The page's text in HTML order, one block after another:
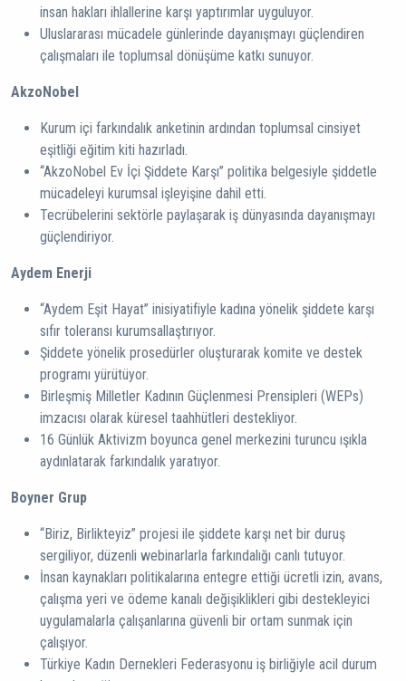
insan hakları ihlallerine karşı yaptırımlar uyguluyor.
Uluslararası mücadele günlerinde dayanışmayı güçlendiren
çalışmaları ile toplumsal dönüşüme katkı sunuyor.
AkzoNobel
Kurum içi farkındalık anketinin ardından toplumsal cinsiyet
eşitliği eğitim kiti hazırladı.
“AkzoNobel Ev İçi Şiddete Karşı” politika belgesiyle şiddetle
mücadeleyi kurumsal işleyişine dahil etti.
Tecrübelerini sektörle paylaşarak iş dünyasında dayanışmayı
güçlendiriyor.
Aydem Enerji
“Aydem Eşit Hayat” inisiyatifiyle kadına yönelik şiddete karşı
sıfır toleransı kurumsallaştırıyor.
Şiddete yönelik prosedürler oluşturarak komite ve destek
programı yürütüyor.
Birleşmiş Milletler Kadının Güçlenmesi Prensipleri (WEPs)
imzacısı olarak küresel taahhütleri destekliyor.
16 Günlük Aktivizm boyunca genel merkezini turuncu ışıkla
aydınlatarak farkındalık yaratıyor.
Boyner Grup
“Biriz, Birlikteyiz” projesi ile şiddete karşı net bir duruş
sergiliyor, düzenli webinarlarla farkındalığı canlı tutuyor.
İnsan kaynakları politikalarına entegre ettiği ücretli izin, avans,
çalışma yeri ve ödeme kanalı değişiklikleri gibi destekleyici
uygulamalarla çalışanlarına güvenli bir ortam sunmak için
çalışıyor.
Türkiye Kadın Dernekleri Federasyonu iş birliğiyle acil durum